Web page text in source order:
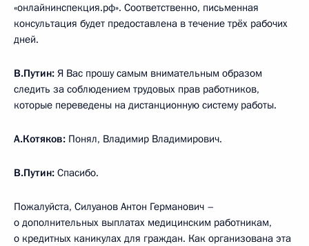
«онлайнинспекция.рф». Соответственно, письменная
консультация будет предоставлена в течение трёх рабочих
дней.
В.Путин: Я Вас прошу самым внимательным образом
следить за соблюдением трудовых прав работников,
которые переведены на дистанционную систему работы.
А.Котяков: Понял, Владимир Владимирович.
В.Путин: Спасибо.
Пожалуйста, Силуанов Антон Германович –
о дополнительных выплатах медицинским работникам,
о кредитных каникулах для граждан. Как организована эта